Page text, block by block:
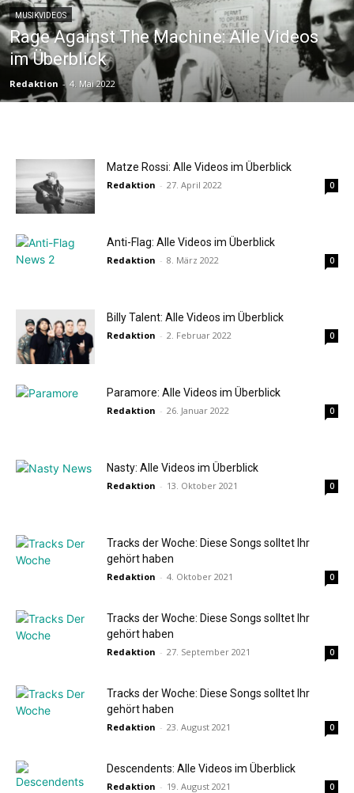
MUSIKVIDEOS
Rage Against The Machine: Alle Videos
im Überblick
Redaktion - 4. Mai 2022
Matze Rossi: Alle Videos im Überblick
Redaktion - 27. April 2022 0
Anti-Flag: Alle Videos im Überblick
Redaktion - 8. März 2022 0
Billy Talent: Alle Videos im Überblick
Redaktion - 2. Februar 2022 0
Paramore: Alle Videos im Überblick
Redaktion - 26. Januar 2022 0
Nasty: Alle Videos im Überblick
Redaktion - 13. Oktober 2021 0
Tracks der Woche: Diese Songs solltet Ihr
gehört haben
Redaktion - 4. Oktober 2021 0
Tracks der Woche: Diese Songs solltet Ihr
gehört haben
Redaktion - 27. September 2021 0
Tracks der Woche: Diese Songs solltet Ihr
gehört haben
Redaktion - 23. August 2021 0
Descendents: Alle Videos im Überblick
Redaktion - 19. August 2021 0